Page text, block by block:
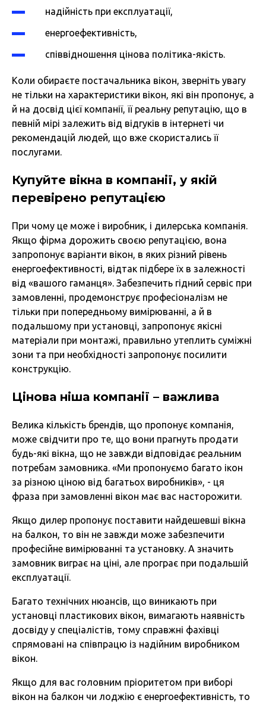
надійність при експлуатації,
енергоефективність,
співвідношення цінова політика-якість.
Коли обираєте постачальника вікон, зверніть увагу
не тільки на характеристики вікон, які він пропонує, а
й на досвід цієї компанії, її реальну репутацію, що в
певній мірі залежить від відгуків в інтернеті чи
рекомендацій людей, що вже скористались її
послугами.
Купуйте вікна в компанії, у якій
перевірено репутацією
При чому це може і виробник, і дилерська компанія.
Якщо фірма дорожить своєю репутацією, вона
запропонує варіанти вікон, в яких різний рівень
енергоефективності, відтак підбере їх в залежності
від «вашого гаманця». Забезпечить гідний сервіс при
замовленні, продемонструє професіоналізм не
тільки при попередньому вимірюванні, а й в
подальшому при установці, запропонує якісні
матеріали при монтажі, правильно утеплить суміжні
зони та при необхідності запропонує посилити
конструкцію.
Цінова ніша компанії – важлива
Велика кількість брендів, що пропонує компанія,
може свідчити про те, що вони прагнуть продати
будь-які вікна, що не завжди відповідає реальним
потребам замовника. «Ми пропонуємо багато ікон
за різною ціною від багатьох виробників», - ця
фраза при замовленні вікон має вас насторожити.
Якщо дилер пропонує поставити найдешевші вікна
на балкон, то він не завжди може забезпечити
професійне вимірюванні та установку. А значить
замовник виграє на ціні, але програє при подальшій
експлуатації.
Багато технічних нюансів, що виникають при
установці пластикових вікон, вимагають наявність
досвіду у спеціалістів, тому справжні фахівці
спрямовані на співпрацю із надійним виробником
вікон.
Якщо для вас головним пріоритетом при виборі
вікон на балкон чи лоджію є енергоефективність, то